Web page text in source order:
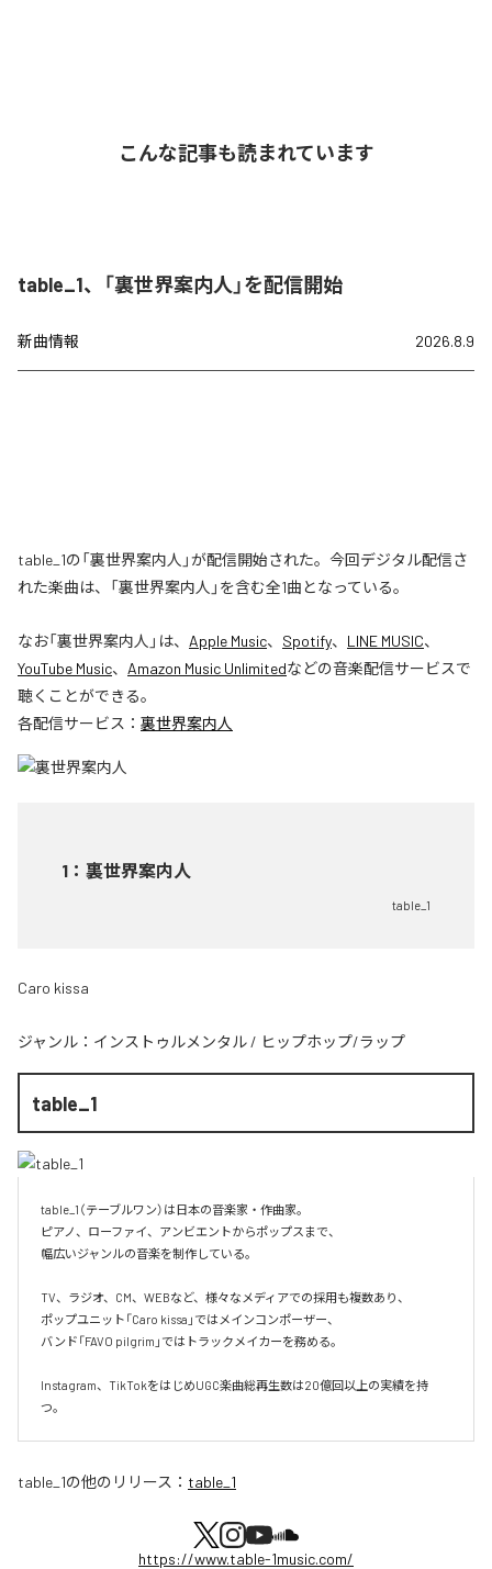
こんな記事も読まれています
table_1、「裏世界案内人」を配信開始
新曲情報 2026.8.9
table_1の「裏世界案内人」が配信開始された。今回デジタル配信さ
れた楽曲は、「裏世界案内人」を含む全1曲となっている。
なお「裏世界案内人 」は、 Apple Music、 Spotify、 LINE MUSIC、
YouTube Music、 Amazon Music Unlimitedなどの音楽配信サービスで
聴くことができる。
各配信サービス： 裏世界案内人
1 ： 裏世界案内人
table_1
Caro kissa
ジャンル： インストゥルメンタル / ヒップホップ/ラップ
table_1
table_1（テーブルワン）は日本の音楽家・作曲家。
ピアノ、ローファイ、アンビエントからポップスまで、
幅広いジャンルの音楽を制作している。
TV、ラジオ、CM、WEBなど、様々なメディアでの採用も複数あり、
ポップユニット「Caro kissa」ではメインコンポーザー、
バンド「FAVO pilgrim」ではトラックメイカーを務める。
Instagram、TikTokをはじめUGC楽曲総再生数は20億回以上の実績を持
つ。
table_1の他のリリース： table_1
https://www.table-1music.com/